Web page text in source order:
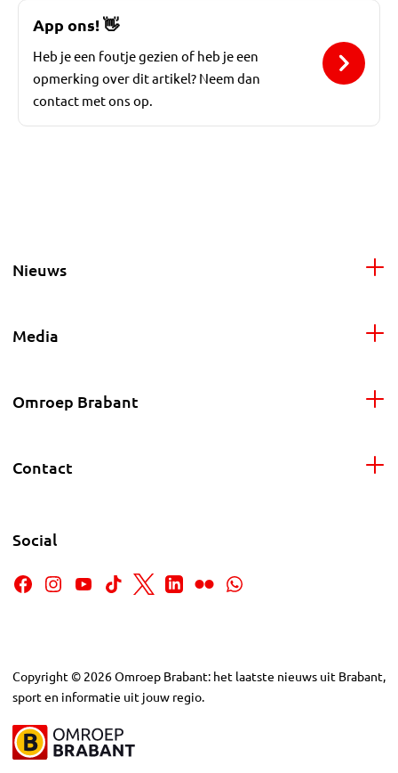
App ons!👋
Heb je een foutje gezien of heb je een
opmerking over dit artikel? Neem dan
contact met ons op.
Nieuws
Media
Omroep Brabant
Contact
Social
Copyright © 2026Omroep Brabant: het laatste nieuws uit Brabant,
sport en informatie uit jouw regio.